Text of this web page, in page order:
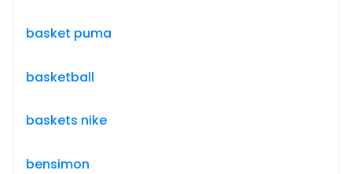
basket puma
basketball
baskets nike
bensimon